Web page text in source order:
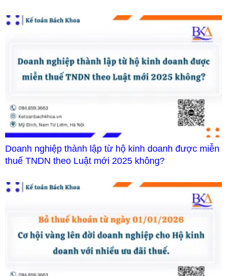
Doanh nghiệp thành lập từ hộ kinh doanh được miễn
thuế TNDN theo Luật mới 2025 không?